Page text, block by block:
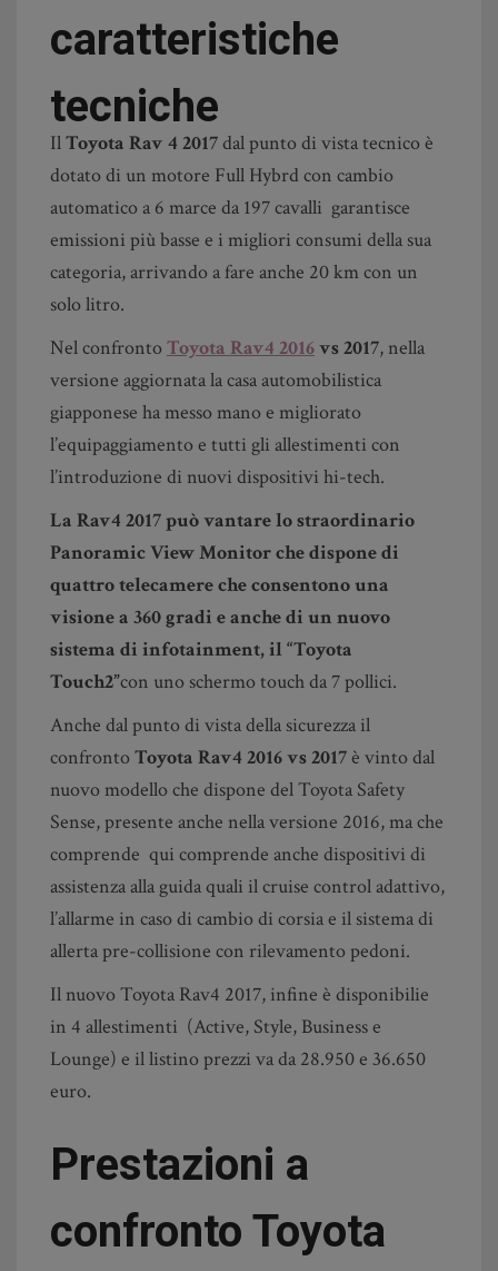
caratteristiche
tecniche
IlToyota Rav 4 2017dal punto di vista tecnico è
dotato di un motore Full Hybrd con cambio
automatico a 6 marce da 197 cavalli garantisce
emissioni più basse e i migliori consumi della sua
categoria, arrivando a fare anche 20 km con un
solo litro.
Nel confronto Toyota Rav4 2016vs 2017, nella
versione aggiornata la casa automobilistica
giapponese ha messo mano e migliorato
l’equipaggiamento e tutti gli allestimenti con
l’introduzione di nuovi dispositivi hi-tech.
La Rav4 2017 può vantare lo straordinario
Panoramic View Monitor che dispone di
quattro telecamere che consentono una
visione a 360 gradi e anche di un nuovo
sistema di infotainment, il “Toyota
Touch2”con uno schermo touch da 7 pollici.
Anche dal punto di vista della sicurezza il
confronto Toyota Rav4 2016 vs 2017è vinto dal
nuovo modello che dispone del Toyota Safety
Sense, presente anche nella versione 2016, ma che
comprende qui comprende anche dispositivi di
assistenza alla guida quali il cruise control adattivo,
l’allarme in caso di cambio di corsia e il sistema di
allerta pre-collisione con rilevamento pedoni.
Il nuovo Toyota Rav4 2017, infine è disponibilie
in 4 allestimenti (Active, Style, Business e
Lounge) e il listino prezzi va da 28.950 e 36.650
euro.
Prestazioni a
confronto Toyota